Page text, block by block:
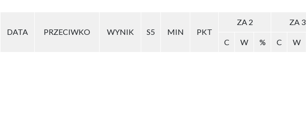
DATA PRZECIWKO WYNIK S5 MIN PKT
ZA 2 ZA 3
C
W % C W